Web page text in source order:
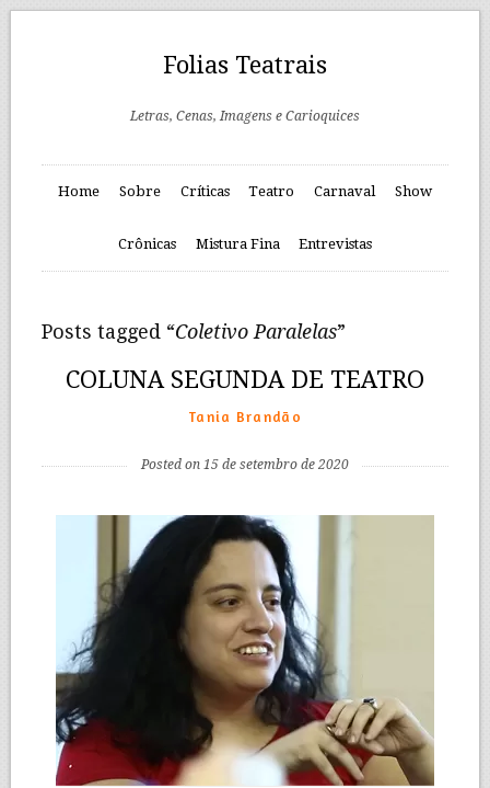
Folias Teatrais
Letras, Cenas, Imagens e Carioquices
Home Sobre Críticas Teatro Carnaval Show
Crônicas Mistura Fina Entrevistas
Posts tagged “Coletivo Paralelas”
COLUNA SEGUNDA DE TEATRO
Tania Brandão
Posted on 15 de setembro de 2020